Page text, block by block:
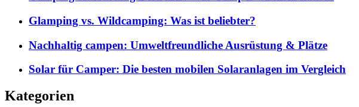
Glamping vs. Wildcamping: Was ist beliebter?
Nachhaltig campen: Umweltfreundliche Ausrüstung & Plätze
Solar für Camper: Die besten mobilen Solaranlagen im Vergleich
Kategorien